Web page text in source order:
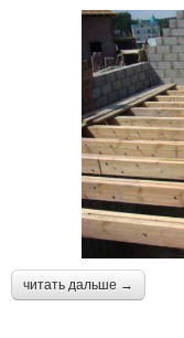
читать дальше →